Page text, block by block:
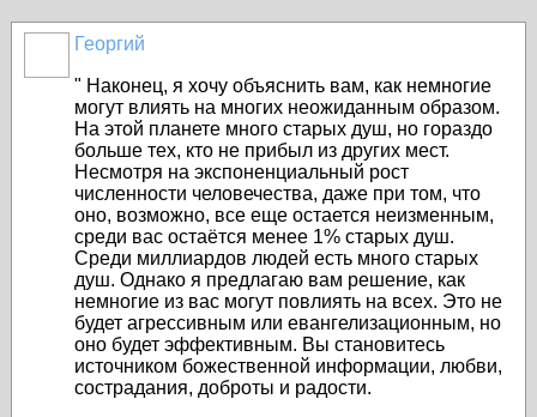
Георгий
" Наконец, я хочу объяснить вам, как немногие
могут влиять на многих неожиданным образом.
На этой планете много старых душ, но гораздо
больше тех, кто не прибыл из других мест.
Несмотря на экспоненциальный рост
численности человечества, даже при том, что
оно, возможно, все еще остается неизменным,
среди вас остаётся менее 1% старых душ.
Среди миллиардов людей есть много старых
душ. Однако я предлагаю вам решение, как
немногие из вас могут повлиять на всех. Это не
будет агрессивным или евангелизационным, но
оно будет эффективным. Вы становитесь
источником божественной информации, любви,
сострадания, доброты и радости.